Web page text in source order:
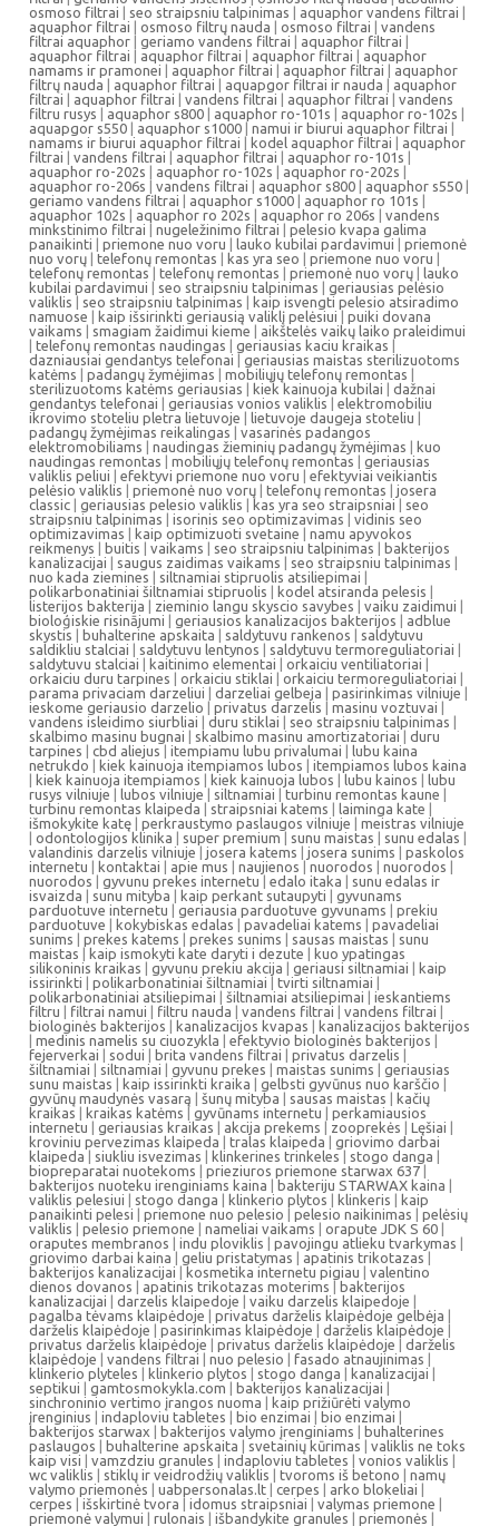
osmoso filtrai | seo straipsniu talpinimas | aquaphor vandens filtrai |
aquaphor filtrai | osmoso filtrų nauda | osmoso filtrai | vandens
filtrai aquaphor | geriamo vandens filtrai | aquaphor filtrai |
aquaphor filtrai | aquaphor filtrai | aquaphor filtrai | aquaphor
namams ir pramonei | aquaphor filtrai | aquaphor filtrai | aquaphor
filtrų nauda | aquaphor filtrai | aquapgor filtrai ir nauda | aquaphor
filtrai | aquaphor filtrai | vandens filtrai | aquaphor filtrai | vandens
filtru rusys | aquaphor s800 | aquaphor ro-101s | aquaphor ro-102s |
aquapgor s550 | aquaphor s1000 | namui ir biurui aquaphor filtrai |
namams ir biurui aquaphor filtrai | kodel aquaphor filtrai | aquaphor
filtrai | vandens filtrai | aquaphor filtrai | aquaphor ro-101s |
aquaphor ro-202s | aquaphor ro-102s | aquaphor ro-202s |
aquaphor ro-206s | vandens filtrai | aquaphor s800 | aquaphor s550 |
geriamo vandens filtrai | aquaphor s1000 | aquaphor ro 101s |
aquaphor 102s | aquaphor ro 202s | aquaphor ro 206s | vandens
minkstinimo filtrai | nugeležinimo filtrai | pelesio kvapa galima
panaikinti | priemone nuo voru | lauko kubilai pardavimui | priemonė
nuo vorų | telefonų remontas | kas yra seo | priemone nuo voru |
telefonų remontas| telefonų remontas | priemonė nuo vorų | lauko
kubilai pardavimui | seo straipsniu talpinimas | geriausias pelėsio
valiklis | seo straipsniu talpinimas | kaip isvengti pelesio atsiradimo
namuose | kaip išsirinkti geriausią valiklį pelėsiui | puiki dovana
vaikams | smagiam žaidimui kieme | aikštelės vaikų laiko praleidimui
| telefonų remontas naudingas | geriausias kaciu kraikas |
dazniausiai gendantys telefonai | geriausias maistas sterilizuotoms
katėms | padangų žymėjimas | mobiliųjų telefonų remontas |
sterilizuotoms katėms geriausias | kiek kainuoja kubilai | dažnai
gendantys telefonai | geriausias vonios valiklis | elektromobiliu
ikrovimo stoteliu pletra lietuvoje | lietuvoje daugeja stoteliu |
padangų žymėjimas reikalingas | vasarinės padangos
elektromobiliams | naudingas žieminių padangų žymėjimas | kuo
naudingas remontas | mobiliųjų telefonų remontas | geriausias
valiklis peliui | efektyvi priemone nuo voru | efektyviai veikiantis
pelėsio valiklis | priemonė nuo vorų | telefonų remontas | josera
classic | geriausias pelesio valiklis | kas yra seo straipsniai | seo
straipsniu talpinimas | isorinis seo optimizavimas | vidinis seo
optimizavimas | kaip optimizuoti svetaine | namu apyvokos
reikmenys | buitis | vaikams | seo straipsniu talpinimas | bakterijos
kanalizacijai | saugus zaidimas vaikams | seo straipsniu talpinimas |
nuo kada ziemines | siltnamiai stipruolis atsiliepimai |
polikarbonatiniai šiltnamiai stipruolis | kodel atsiranda pelesis |
listerijos bakterija | zieminio langu skyscio savybes | vaiku zaidimui |
bioloģiskie risinājumi | geriausios kanalizacijos bakterijos | adblue
skystis | buhalterine apskaita | saldytuvu rankenos | saldytuvu
saldikliu stalciai | saldytuvu lentynos | saldytuvu termoreguliatoriai |
saldytuvu stalciai | kaitinimo elementai | orkaiciu ventiliatoriai |
orkaiciu duru tarpines | orkaiciu stiklai | orkaiciu termoreguliatoriai |
parama privaciam darzeliui | darzeliai gelbeja | pasirinkimas vilniuje |
ieskome geriausio darzelio | privatus darzelis | masinu voztuvai |
vandens isleidimo siurbliai | duru stiklai | seo straipsniu talpinimas |
skalbimo masinu bugnai | skalbimo masinu amortizatoriai | duru
tarpines | cbd aliejus | itempiamu lubu privalumai | lubu kaina
netrukdo | kiek kainuoja itempiamos lubos | itempiamos lubos kaina
| kiek kainuoja itempiamos | kiek kainuoja lubos | lubu kainos | lubu
rusys vilniuje | lubos vilniuje | siltnamiai | turbinu remontas kaune |
turbinu remontas klaipeda | straipsniai katems | laiminga kate |
išmokykite katę | perkraustymo paslaugos vilniuje | meistras vilniuje
| odontologijos klinika | super premium | sunu maistas | sunu edalas |
valandinis darzelis vilniuje | josera katems | josera sunims | paskolos
internetu | kontaktai | apie mus | naujienos | nuorodos | nuorodos |
nuorodos | gyvunu prekes internetu | edalo itaka | sunu edalas ir
isvaizda | sunu mityba | kaip perkant sutaupyti | gyvunams
parduotuve internetu | geriausia parduotuve gyvunams | prekiu
parduotuve | kokybiskas edalas | pavadeliai katems | pavadeliai
sunims | prekes katems | prekes sunims | sausas maistas | sunu
maistas | kaip ismokyti kate daryti i dezute | kuo ypatingas
silikoninis kraikas | gyvunu prekiu akcija | geriausi siltnamiai | kaip
issirinkti | polikarbonatiniai šiltnamiai | tvirti siltnamiai |
polikarbonatiniai atsiliepimai | šiltnamiai atsiliepimai | ieskantiems
filtru | filtrai namui | filtru nauda | vandens filtrai | vandens filtrai |
biologinės bakterijos | kanalizacijos kvapas | kanalizacijos bakterijos
| medinis namelis su ciuozykla | efektyvio biologinės bakterijos |
fejerverkai | sodui | brita vandens filtrai | privatus darzelis |
šiltnamiai | siltnamiai | gyvunu prekes | maistas sunims | geriausias
sunu maistas | kaip issirinkti kraika | gelbsti gyvūnus nuo karščio |
gyvūnų maudynės vasarą | šunų mityba | sausas maistas | kačių
kraikas | kraikas katėms | gyvūnams internetu | perkamiausios
internetu | geriausias kraikas | akcija prekems | zooprekės | Lęšiai |
kroviniu pervezimas klaipeda | tralas klaipeda | griovimo darbai
klaipeda | siukliu isvezimas | klinkerines trinkeles | stogo danga |
biopreparatai nuotekoms | prieziuros priemone starwax 637 |
bakterijos nuoteku irenginiams kaina | bakteriju STARWAX kaina |
valiklis pelesiui | stogo danga | klinkerio plytos | klinkeris | kaip
panaikinti pelesi | priemone nuo pelesio | pelesio naikinimas | pelėsių
valiklis | pelesio priemone | nameliai vaikams | orapute JDK S 60 |
oraputes membranos | indu ploviklis | pavojingu atlieku tvarkymas |
griovimo darbai kaina | geliu pristatymas | apatinis trikotazas |
bakterijos kanalizacijai | kosmetika internetu pigiau | valentino
dienos dovanos | apatinis trikotazas moterims | bakterijos
kanalizacijai | darzelis klaipedoje | vaiku darzelis klaipedoje |
pagalba tėvams klaipėdoje | privatus darželis klaipėdoje gelbėja |
darželis klaipėdoje | pasirinkimas klaipėdoje | darželis klaipėdoje |
privatus darželis klaipėdoje | privatus darželis klaipėdoje | darželis
klaipėdoje | vandens filtrai | nuo pelesio | fasado atnaujinimas |
klinkerio plyteles | klinkerio plytos | stogo danga | kanalizacijai |
septikui | gamtosmokykla.com | bakterijos kanalizacijai |
sinchroninio vertimo įrangos nuoma | kaip prižiūrėti valymo
įrenginius | indaploviu tabletes | bio enzimai | bio enzimai |
bakterijos starwax | bakterijos valymo įrenginiams | buhalterines
paslaugos | buhalterine apskaita | svetainių kūrimas | valiklis ne toks
kaip visi | vamzdziu granules | indaploviu tabletes | vonios valiklis |
wc valiklis | stiklų ir veidrodžių valiklis | tvoroms iš betono | namų
valymo priemonės | uabpersonalas.lt | cerpes | arko blokeliai |
cerpes | išskirtinė tvora | idomus straipsniai | valymas priemone |
priemonė valymui | rulonais | išbandykite granules | priemonės |